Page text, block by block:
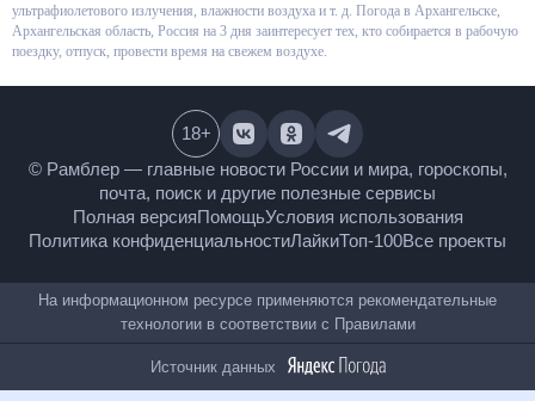
обстановки, сильного ультрафиолетового излучения, влажности воздуха
и т. д. Погода в Архангельске, Архангельская область, Россия на 3 дня
заинтересует тех, кто собирается в рабочую поездку, отпуск, провести
© Рамблер — главные новости России и мира,
гороскопы, почта, поиск и другие полезные сервисы
Полная версияПомощьУсловия использования
Все проекты
18+
На информационном ресурсе применяются
рекомендательные технологии в соответствии с